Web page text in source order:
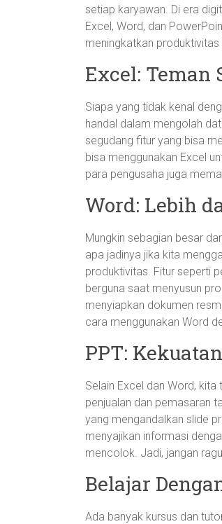
setiap karyawan. Di era
Excel, Word, dan
meningkatkan
Excel: Teman
Siapa yang tidak kenal
handal dalam mengolah
segudang fitur yang bisa
bisa menggunakan Excel
para pengusaha juga
Word: Lebih
Mungkin sebagian besar
apa jadinya jika kita
produktivitas. Fitur seperti
berguna saat menyusun
menyiapkan dokumen
cara menggunakan Word
PPT:
Selain Excel dan Word,
penjualan dan pemasaran
yang mengandalkan slide
menyajikan informasi
mencolok. Jadi, jangan
Belajar
Ada banyak kursus dan